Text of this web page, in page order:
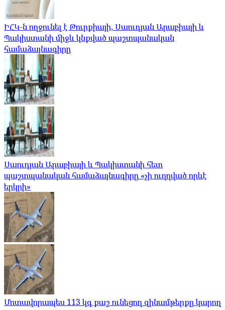
ԻՀԿ-ն ողջունել է Թուրքիայի, Սաուդյան Արաբիայի և
Պակիստանի միջև կնքված պաշտպանական
համաձայնագիրը
Սաուդյան Արաբիայի և Պակիստանի հետ
պաշտպանական համաձայնագիրը «չի ուղղված որևէ
երկրի»
Մոտավորապես 113 կգ քաշ ունեցող զինամթերքը կարող